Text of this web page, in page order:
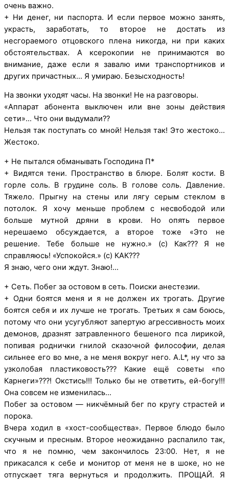
очень важно.
+ Ни денег, ни паспорта. И если первое можно занять,
украсть, заработать, то второе не достать из
несгораемого отцовского плена никогда, ни при каких
обстоятельствах. А ксерокопии не принимаются во
внимание, даже если я завалю ими транспортников и
других причастных… Я умираю. Безысходность!
На звонки уходят часы. На звонки! Не на разговоры.
«Аппарат абонента выключен или вне зоны действия
сети»… Что они выдумали??
Нельзя так поступать со мной! Нельзя так! Это жестоко…
Жестоко.
+ Не пытался обманывать Господина П*
+ Видятся тени. Пространство в блюре. Болят кости. В
горле соль. В грудине соль. В голове соль. Давление.
Тяжело. Прыгну на стены или лягу серым стеклом в
потолок. Я хочу меньше проблем с несвободой или
больше мутной дряни в крови. Но опять первое
нерешаемо обсуждается, а второе тоже «Это не
решение. Тебе больше не нужно.» (с) Как??? Я не
справляюсь! «Успокойся.» (с) КАК???
Я знаю, чего они ждут. Знаю!…
+ Сеть. Побег за остовом в сеть. Поиски анестезии.
+ Одни боятся меня и я не должен их трогать. Другие
боятся себя и их лучше не трогать. Третьих я сам боюсь,
потому что они усугубляют запертую агрессивность моих
демонов, дразнят затравленного бешеного пса лирикой,
попивая роднички гнилой сказочной философии, делая
сильнее его во мне, а не меня вокруг него. А.L*, ну что за
узколобая пластиковость??? Какие ещё советы «по
Карнеги»???! Окстись!!! Только бы не ответить, ей-богу!!!
Она совсем не изменилась…
Побег за остовом — никчёмный бег по кругу страстей и
порока.
Вчера ходил в «хост-сообщества». Первое блюдо было
скучным и пресным. Второе неожиданно распалило так,
что я не помню, чем закончилось 23:00. Нет, я не
прикасался к себе и монитор от меня не в шоке, но не
отпускает тяга вернуться и продолжить. ПРОЩАЙ. Я